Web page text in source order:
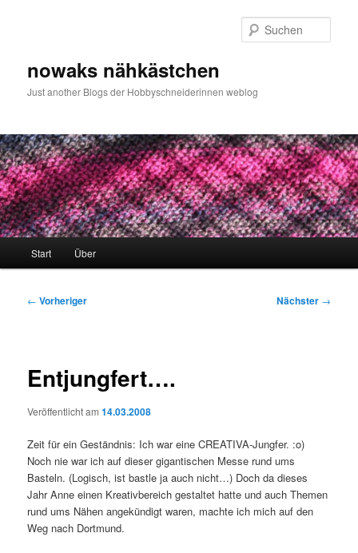
nowaks nähkästchen
Just another Blogs der Hobbyschneiderinnen weblog
Start Über
Beitragsnavigation
← Vorheriger Nächster →
Entjungfert….
Veröffentlicht am14.03.2008
Zeit für ein Geständnis: Ich war eine CREATIVA-Jungfer. :o)
Noch nie war ich auf dieser gigantischen Messe rund ums
Basteln. (Logisch, ist bastle ja auch nicht…) Doch da dieses
Jahr Anne einen Kreativbereich gestaltet hatte und auch Themen
rund ums Nähen angekündigt waren, machte ich mich auf den
Weg nach Dortmund.